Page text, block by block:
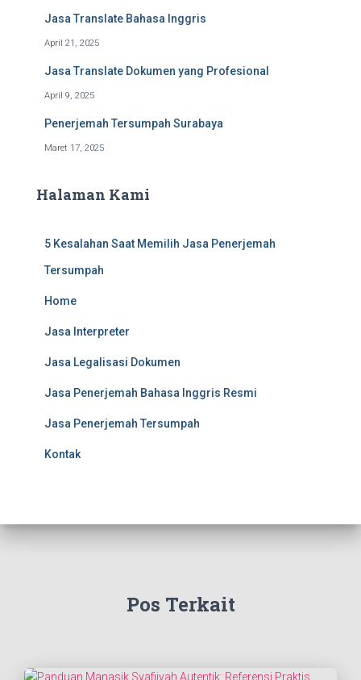
Jasa Translate Bahasa Inggris
April 21, 2025
Jasa Translate Dokumen yang Profesional
April 9, 2025
Penerjemah Tersumpah Surabaya
Maret 17, 2025
Halaman Kami
5 Kesalahan Saat Memilih Jasa Penerjemah
Tersumpah
Home
Jasa Interpreter
Jasa Legalisasi Dokumen
Jasa Penerjemah Bahasa Inggris Resmi
Jasa Penerjemah Tersumpah
Kontak
Pos Terkait